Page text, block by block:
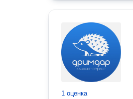
1 оценка